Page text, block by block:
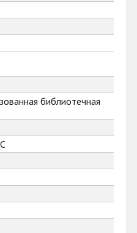
библиотечная